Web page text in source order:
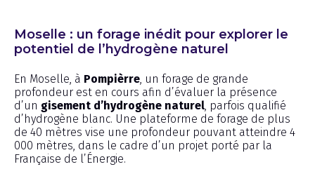
Moselle : un forage inédit pour explorer le
potentiel de l’hydrogène naturel
En Moselle, à Pompièrre , un forage de grande
profondeur est en cours afin d’évaluer la présence
d’un gisement d’hydrogène naturel , parfois qualifié
d’hydrogène blanc. Une plateforme de forage de plus
de 40 mètres vise une profondeur pouvant atteindre 4
000 mètres, dans le cadre d’un projet porté par la
Française de l’Énergie.